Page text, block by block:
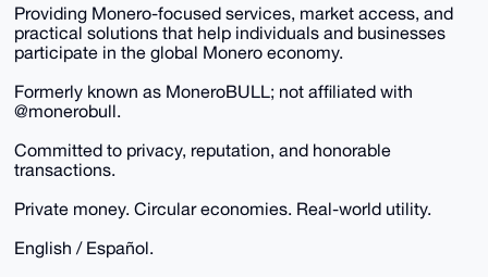
Providing Monero-focused services, market access, and
practical solutions that help individuals and businesses
participate in the global Monero economy.
Formerly known as MoneroBULL; not affiliated with
@monerobull.
Committed to privacy, reputation, and honorable
transactions.
Private money. Circular economies. Real-world utility.
English / Español.